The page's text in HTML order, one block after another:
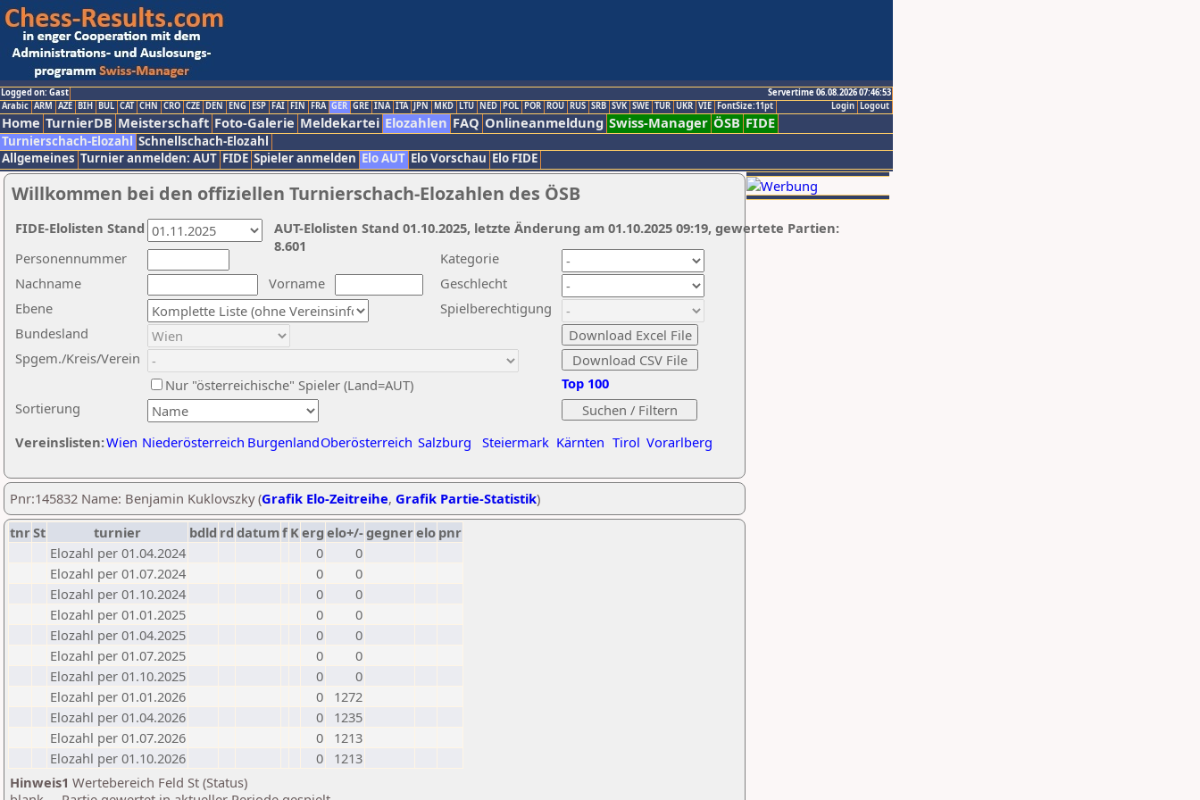
Logged on: Gast
Servertime 06.08.2026 07:46:53
Logout
Login
Arabic ARM AZE BIH BUL CAT CHN CRO CZE DEN ENG ESP FAI FIN FRA GER GRE INA ITA JPN MKD LTU NED POL POR ROU RUS SRB SVK SWE TUR UKR VIE FontSize:11pt
Home TurnierDB Meisterschaft Foto-Galerie Meldekartei Elozahlen FAQ Onlineanmeldung Swiss-Manager ÖSB FIDE
Turnierschach-Elozahl Schnellschach-Elozahl
Allgemeines Turnier anmelden: AUT FIDE Spieler anmelden Elo AUT Elo Vorschau Elo FIDE
Willkommen bei den offiziellen Turnierschach-Elozahlen des ÖSB
Nachname
Vorname
Ebene
Kategorie
Sortierung
Personennummer
Bundesland
Spgem./Kreis/Verein
Geschlecht
Nur "österreichische" Spieler (Land=AUT)
Spielberechtigung
Vereinslisten:Wien Niederösterreich BurgenlandOberösterreich Salzburg Steiermark Kärnten Tirol Vorarlberg
Top 100
AUT-Elolisten Stand 01.10.2025, letzte Änderung am 01.10.2025 09:19, gewertete Partien:
8.601
FIDE-Elolisten Stand
Pnr:145832 Name: Benjamin Kuklovszky (Grafik Elo-Zeitreihe, Grafik Partie-Statistik)
tnrSt turnier bdld rd datumf Kerg elo+/-gegnerelo pnr
Elozahl per 01.04.2024
0
0
Elozahl per 01.07.2024
0
0
Elozahl per 01.10.2024
0
0
Elozahl per 01.01.2025
0
0
Elozahl per 01.04.2025
0
0
Elozahl per 01.07.2025
0
0
Elozahl per 01.10.2025
0
0
Elozahl per 01.01.2026
0
1272
Elozahl per 01.04.2026
0
1235
Elozahl per 01.07.2026
0
1213
Elozahl per 01.10.2026
0
1213
Hinweis1 Wertebereich Feld St (Status)